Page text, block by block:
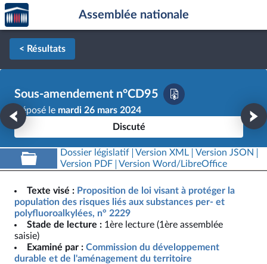
Aller au contenu
Aller en bas de la page
Accèder
à la
page
d'accueil
Assemblée nationale
< Résultats
Sous-amendement n°CD95
Déposé le mardi 26 mars 2024
Discuté
Dossier législatif Version XML
Version JSON
Version PDF
Version Word/LibreOffice
Texte visé : Proposition de loi visant à protéger la
population des risques liés aux substances per- et
polyfluoroalkylées, n° 2229
Stade de lecture : 1ère lecture (1ère assemblée
saisie)
Examiné par : Commission du développement
durable et de l'aménagement du territoire